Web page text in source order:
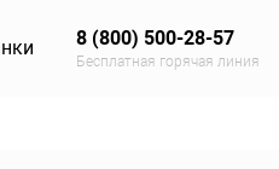
8 (800) 500-28-57
Бесплатная горячая линия